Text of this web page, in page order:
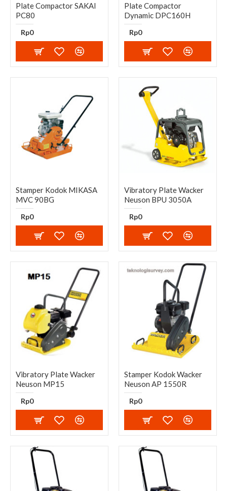
Plate Compactor SAKAI
PC80
Rp0
Plate Compactor
Dynamic DPC160H
Rp0
Stamper Kodok MIKASA
MVC 90BG
Rp0
Vibratory Plate Wacker
Neuson BPU 3050A
Rp0
Vibratory Plate Wacker
Neuson MP15
Rp0
Stamper Kodok Wacker
Neuson AP 1550R
Rp0